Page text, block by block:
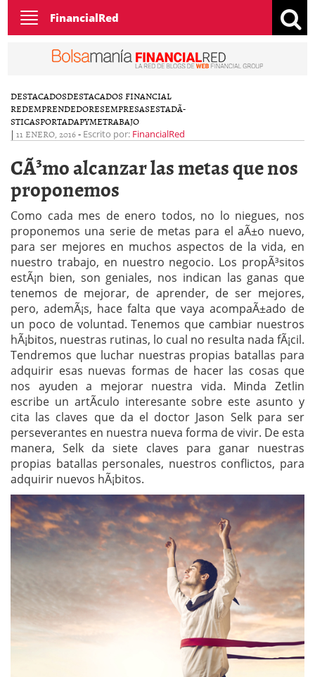
Toggle
navigation
FinancialRed
DESTACADOSDESTACADOS FINANCIAL
REDEMPRENDEDORESEMPRESASESTADÃ­
STICASPORTADAPYMETRABAJO
| 11 ENERO, 2016- Escrito por: FinancialRed
CÃ³mo alcanzar las metas que nos
proponemos
Como cada mes de enero todos, no lo niegues, nos
proponemos una serie de metas para el aÃ±o nuevo,
para ser mejores en muchos aspectos de la vida, en
nuestro trabajo, en nuestro negocio. Los propÃ³sitos
estÃ¡n bien, son geniales, nos indican las ganas que
tenemos de mejorar, de aprender, de ser mejores,
pero, ademÃ¡s, hace falta que vaya acompaÃ±ado de
un poco de voluntad. Tenemos que cambiar nuestros
hÃ¡bitos, nuestras rutinas, lo cual no resulta nada fÃ¡cil.
Tendremos que luchar nuestras propias batallas para
adquirir esas nuevas formas de hacer las cosas que
nos ayuden a mejorar nuestra vida. Minda Zetlin
escribe un artÃ­culo interesante sobre este asunto y
cita las claves que da el doctor Jason Selk para ser
perseverantes en nuestra nueva forma de vivir. De esta
manera, Selk da siete claves para ganar nuestras
propias batallas personales, nuestros conflictos, para
adquirir nuevos hÃ¡bitos.